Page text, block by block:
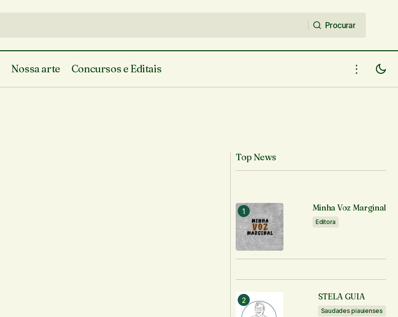
Procurar
Nossa arte Concursos e Editais
Top News
Minha Voz Marginal
Editora
STELA GUIA
Saudades piauienses